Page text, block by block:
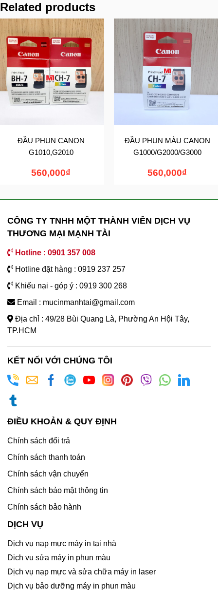
Related products
ĐẦU PHUN CANON
G1010,G2010
560,000₫
ĐẦU PHUN MÀU CANON
G1000/G2000/G3000
560,000₫
CÔNG TY TNHH MỘT THÀNH VIÊN DỊCH VỤ
THƯƠNG MẠI MẠNH TÀI
Hotline : 0901 357 008
Hotline đặt hàng : 0919 237 257
Khiếu nại - góp ý : 0919 300 268
Email : mucinmanhtai@gmail.com
Địa chỉ : 49/28 Bùi Quang Là, Phường An Hội Tây,
TP.HCM
KẾT NỐI VỚI CHÚNG TÔI
ĐIỀU KHOẢN & QUY ĐỊNH
Chính sách đổi trả
Chính sách thanh toán
Chính sách vận chuyển
Chính sách bảo mật thông tin
Chính sách bảo hành
DỊCH VỤ
Dịch vụ nạp mực máy in tại nhà
Dịch vụ sửa máy in phun màu
Dịch vụ nạp mực và sửa chữa máy in laser
Dịch vụ bảo dưỡng máy in phun màu